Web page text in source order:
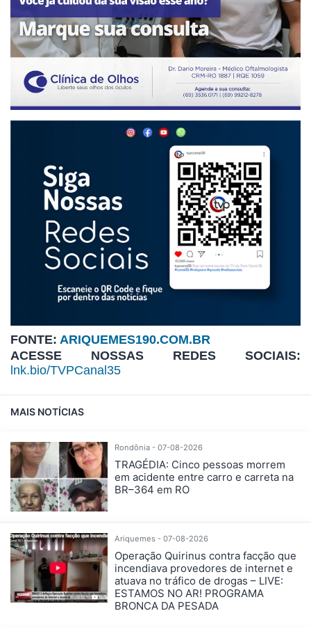
FONTE: ARIQUEMES190.COM.BR
ACESSE NOSSAS REDES SOCIAIS:
lnk.bio/TVPCanal35
MAIS NOTÍCIAS
Rondônia - 07-08-2026
TRAGÉDIA: Cinco pessoas morrem
em acidente entre carro e carreta na
BR–364 em RO
Ariquemes - 07-08-2026
Operação Quirinus contra facção que
incendiava provedores de internet e
atuava no tráfico de drogas – LIVE:
ESTAMOS NO AR! PROGRAMA
BRONCA DA PESADA